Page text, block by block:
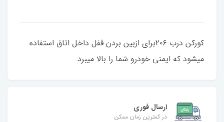
کورکن درب ۲۰۶برای ازبین بردن قفل داخل اتاق استفاده
میشود که ایمنی خودرو شما را بالا میبرد.
ارسال فوری
در کمترین زمان ممکن